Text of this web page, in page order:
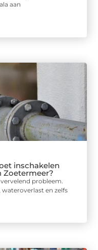
aan
inschakelen
Zoetermeer?
probleem.
en zelfs